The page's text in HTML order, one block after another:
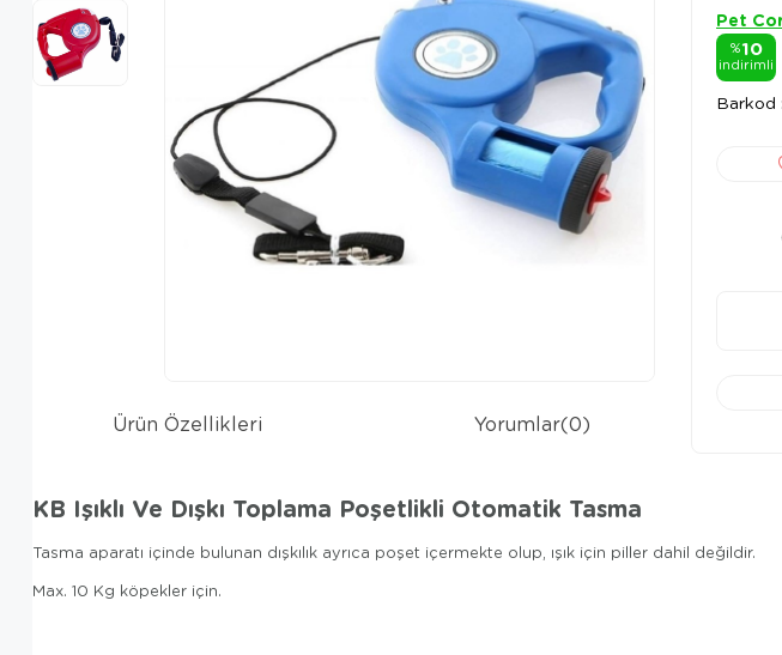
Pet
%10
indirimli
Barkod
Ürün Özellikleri Yorumlar(0)
KB Işıklı Ve Dışkı Toplama Poşetlikli Otomatik Tasma
Tasma aparatı içinde bulunan dışkılık ayrıca poşet içermekte olup, ışık için piller dahil değildir.
Max. 10 Kg köpekler için.